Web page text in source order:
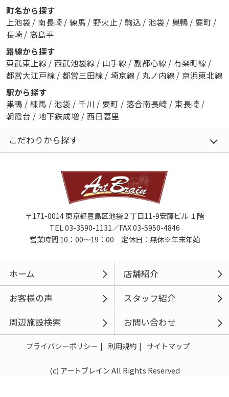
町名から探す
上池袋 / 南長崎 / 練馬 / 野火止 / 駒込 / 池袋 / 巣鴨 / 要町 /
長崎 / 高島平
路線から探す
東武東上線 / 西武池袋線 / 山手線 / 副都心線 / 有楽町線 /
都営大江戸線 / 都営三田線 / 埼京線 / 丸ノ内線 / 京浜東北線
駅から探す
巣鴨 / 練馬 / 池袋 / 千川 / 要町 / 落合南長崎 / 東長崎 /
朝霞台 / 地下鉄成増 / 西日暮里
こだわりから探す
〒171-0014 東京都豊島区池袋２丁目11-9安藤ビル １階
TEL 03-3590-1131／FAX 03-5950-4846
営業時間 10：00～19：00 定休日：無休※年末年始
ホーム
店舗紹介
お客様の声
スタッフ紹介
周辺施設検索
お問い合わせ
プライバシーポリシー 利用規約 サイトマップ
(c) アートブレイン All Rights Reserved